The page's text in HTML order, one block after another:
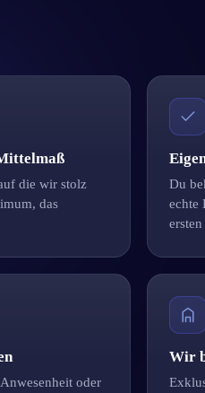
die wir stolz
das
Du
echte
oder
Wir